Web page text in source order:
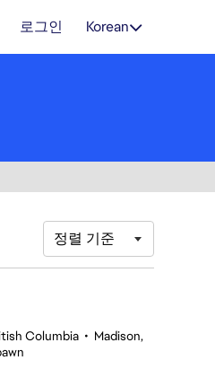
로그인 Korean
정렬 기준
Columbia • Madison,